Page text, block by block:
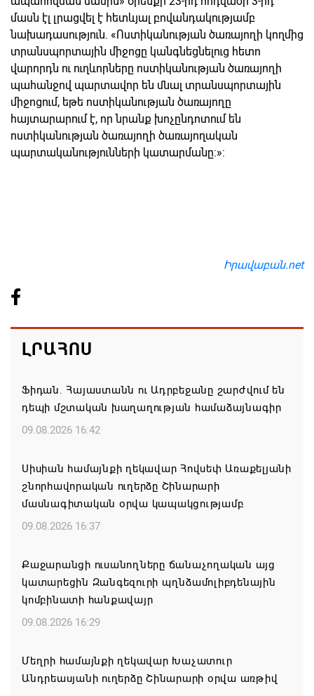
մասն էլ լրացվել է հետևյալ բովանդակությամբ
նախադասություն. «Ոստիկանության ծառայողի կողմից
տրանսպորտային միջոցը կանգնեցնելուց հետո
վարորդն ու ուղևորները ոստիկանության ծառայողի
պահանջով պարտավոր են մնալ տրանսպորտային
միջոցում, եթե ոստիկանության ծառայողը
հայտարարում է, որ նրանք խոչընդոտում են
ոստիկանության ծառայողի ծառայողական
պարտականությունների կատարմանը:»:
Իրավաբան.net
ԼՐԱՀՈՍ
Ֆիդան. Հայաստանն ու Ադրբեջանը շարժվում են
դեպի մշտական խաղաղության համաձայնագիր
09.08.2026 16:42
Սիսիան համայնքի ղեկավար Հովսեփ Առաքելյանի
շնորհավորական ուղերձը Շինարարի
մասնագիտական օրվա կապակցությամբ
09.08.2026 16:37
Քաջարանցի ուսանողները ճանաչողական այց
կատարեցին Զանգեզուրի պղնձամոլիբդենային
կոմբինատի հանքավայր
09.08.2026 16:29
Մեղրի համայնքի ղեկավար Խաչատուր
Անդրեասյանի ուղերձը Շինարարի օրվա առթիվ